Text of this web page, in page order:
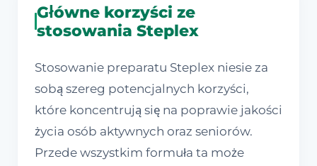
Główne korzyści ze
stosowania Steplex
Stosowanie preparatu Steplex niesie za
sobą szereg potencjalnych korzyści,
które koncentrują się na poprawie jakości
życia osób aktywnych oraz seniorów.
Przede wszystkim formuła ta może